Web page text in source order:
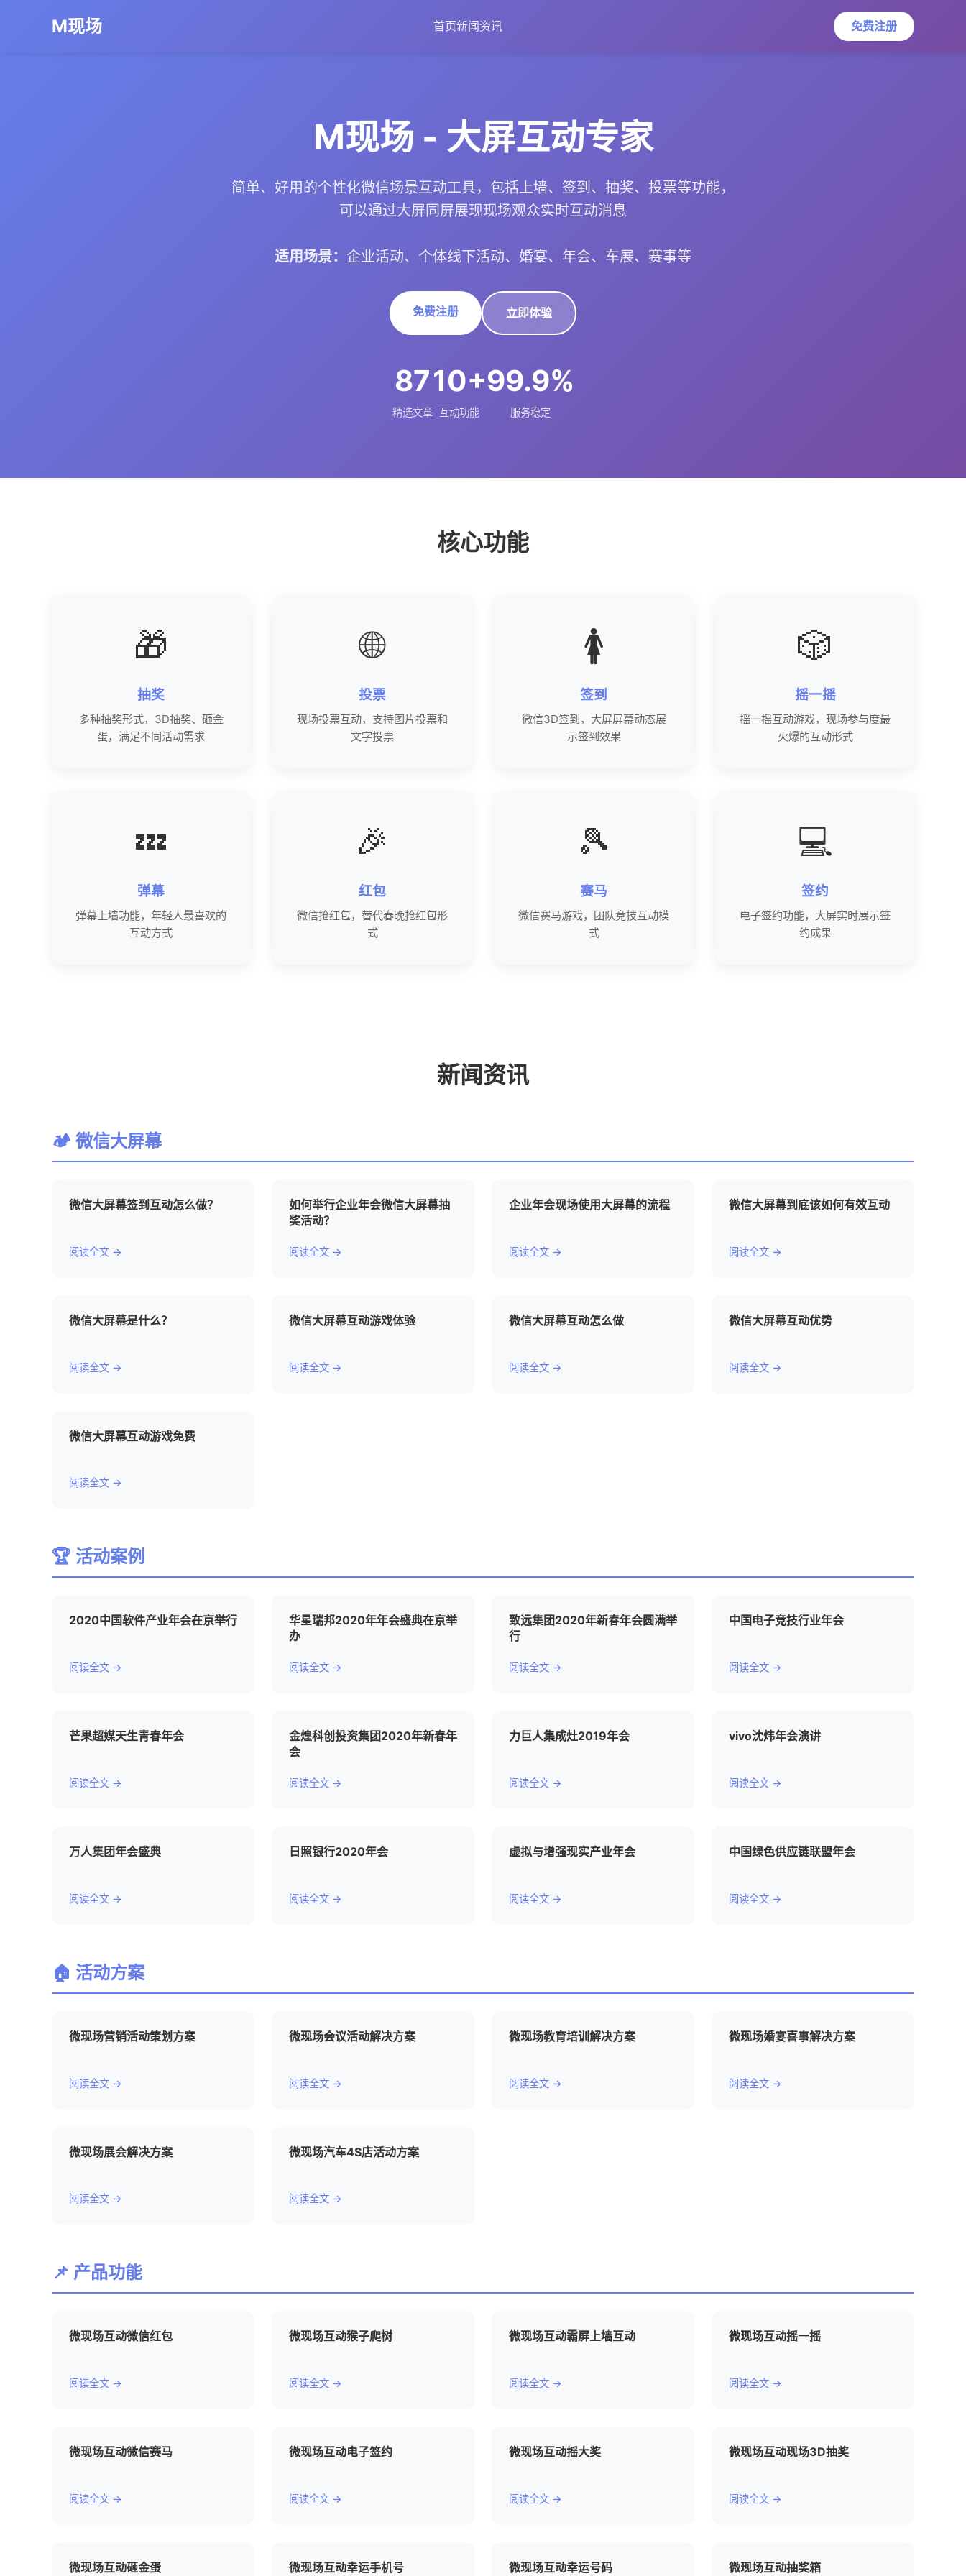
M现场 首页新闻资讯 免费注册
M现场 - 大屏互动专家
简单、好用的个性化微信场景互动工具，包括上墙、签到、抽奖、投票等功能，
可以通过大屏同屏展现现场观众实时互动消息
适用场景： 企业活动、个体线下活动、婚宴、年会、车展、赛事等
免费注册 立即体验
87
精选文章
10+
互动功能
99.9%
服务稳定
核心功能
🎁
抽奖
多种抽奖形式，3D抽奖、砸金
蛋，满足不同活动需求
🌐
投票
现场投票互动，支持图片投票和
文字投票
🚺
签到
微信3D签到，大屏屏幕动态展
示签到效果
🎲
摇一摇
摇一摇互动游戏，现场参与度最
火爆的互动形式
💤
弹幕
弹幕上墙功能，年轻人最喜欢的
互动方式
🎉
红包
微信抢红包，替代春晚抢红包形
式
🎾
赛马
微信赛马游戏，团队竞技互动模
式
💻
签约
电子签约功能，大屏实时展示签
约成果
新闻资讯
🏕 微信大屏幕
微信大屏幕签到互动怎么做？
阅读全文 →
如何举行企业年会微信大屏幕抽
奖活动？
阅读全文 →
企业年会现场使用大屏幕的流程
阅读全文 →
微信大屏幕到底该如何有效互动
阅读全文 →
微信大屏幕是什么？
阅读全文 →
微信大屏幕互动游戏体验
阅读全文 →
微信大屏幕互动怎么做
阅读全文 →
微信大屏幕互动优势
阅读全文 →
微信大屏幕互动游戏免费
阅读全文 →
🏆 活动案例
2020中国软件产业年会在京举行
阅读全文 →
华星瑞邦2020年年会盛典在京举
办
阅读全文 →
致远集团2020年新春年会圆满举
行
阅读全文 →
中国电子竞技行业年会
阅读全文 →
芒果超媒天生青春年会
阅读全文 →
金煌科创投资集团2020年新春年
会
阅读全文 →
力巨人集成灶2019年会
阅读全文 →
vivo沈炜年会演讲
阅读全文 →
万人集团年会盛典
阅读全文 →
日照银行2020年会
阅读全文 →
虚拟与增强现实产业年会
阅读全文 →
中国绿色供应链联盟年会
阅读全文 →
🏠 活动方案
微现场营销活动策划方案
阅读全文 →
微现场会议活动解决方案
阅读全文 →
微现场教育培训解决方案
阅读全文 →
微现场婚宴喜事解决方案
阅读全文 →
微现场展会解决方案
阅读全文 →
微现场汽车4S店活动方案
阅读全文 →
📌 产品功能
微现场互动微信红包
阅读全文 →
微现场互动猴子爬树
阅读全文 →
微现场互动霸屏上墙互动
阅读全文 →
微现场互动摇一摇
阅读全文 →
微现场互动微信赛马
阅读全文 →
微现场互动电子签约
阅读全文 →
微现场互动摇大奖
阅读全文 →
微现场互动现场3D抽奖
阅读全文 →
微现场互动砸金蛋 微现场互动幸运手机号 微现场互动幸运号码 微现场互动抽奖箱